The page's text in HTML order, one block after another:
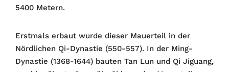
5400 Metern.
Erstmals erbaut wurde dieser Mauerteil in der
Nördlichen Qi-Dynastie (550-557). In der Ming-
Dynastie (1368-1644) bauten Tan Lun und Qi Jiguang,